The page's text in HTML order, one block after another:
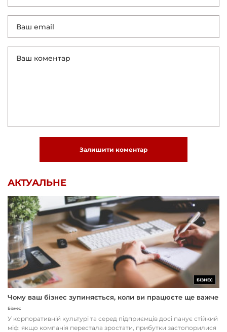
Залишити коментар
АКТУАЛЬНЕ
БІЗНЕС
Чому ваш бізнес зупиняється, коли ви працюєте ще важче
Бізнес
У корпоративній культурі та серед підприємців досі панує стійкий
міф: якщо компанія перестала зростати, прибутки застопорилися